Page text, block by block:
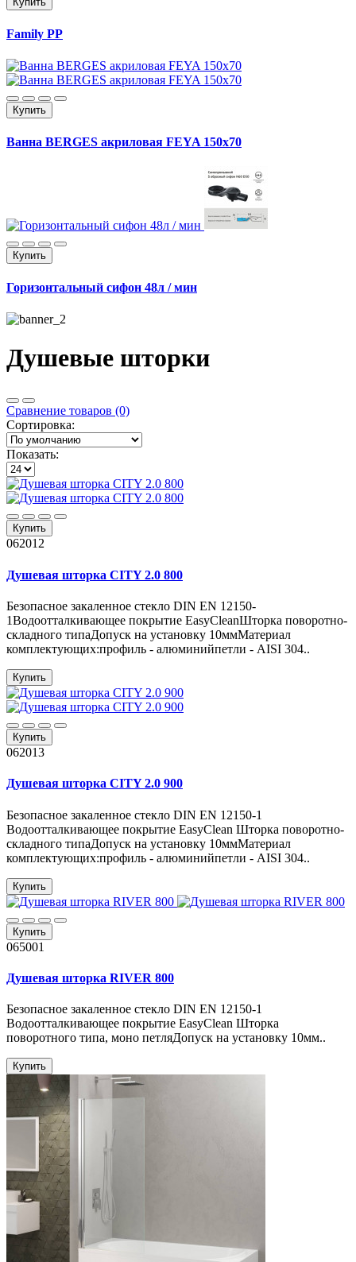
Family PP
Купить
Ванна BERGES акриловая FEYA 150х70
Купить
Горизонтальный сифон 48л / мин
Душевые шторки
Сравнение товаров (0)
Сортировка:
Показать:
Купить
062012
Душевая шторка CITY 2.0 800
Безопасное закаленное стекло DIN EN 12150-
1Водоотталкивающее покрытие EasyCleanШторка поворотно-
складного типаДопуск на установку 10ммМатериал
комплектующих:профиль - алюминийпетли - AISI 304..
Купить
Купить
062013
Душевая шторка CITY 2.0 900
Безопасное закаленное стекло DIN EN 12150-1
Водоотталкивающее покрытие EasyClean Шторка поворотно-
складного типаДопуск на установку 10ммМатериал
комплектующих:профиль - алюминийпетли - AISI 304..
Купить
Купить
065001
Душевая шторка RIVER 800
Безопасное закаленное стекло DIN EN 12150-1
Водоотталкивающее покрытие EasyClean Шторка
поворотного типа, моно петляДопуск на установку 10мм..
Купить